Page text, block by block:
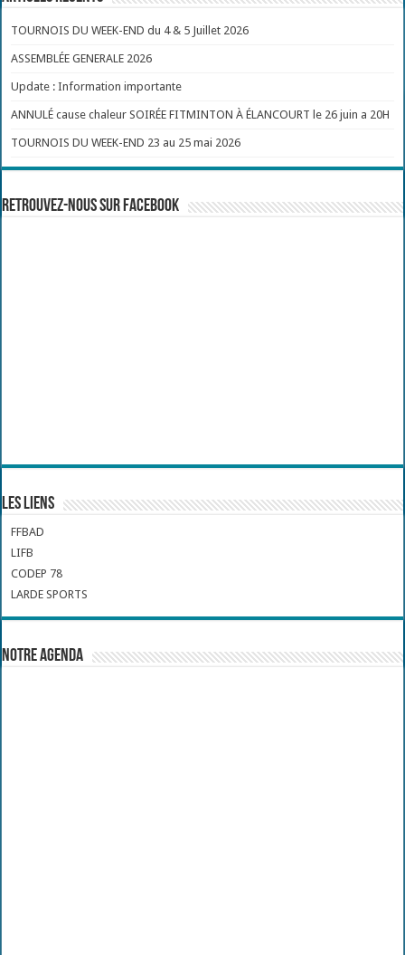
TOURNOIS DU WEEK-END du 4 & 5 Juillet 2026
ASSEMBLÉE GENERALE 2026
Update : Information importante
ANNULÉ cause chaleur SOIRÉE FITMINTON À ÉLANCOURT le 26 juin a 20H
TOURNOIS DU WEEK-END 23 au 25 mai 2026
Retrouvez-nous sur Facebook
Les liens
FFBAD
LIFB
CODEP 78
LARDE SPORTS
Notre Agenda